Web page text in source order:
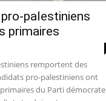
palestiniens
primaires
remportent des
pro-palestiniens ont
du Parti démocrate